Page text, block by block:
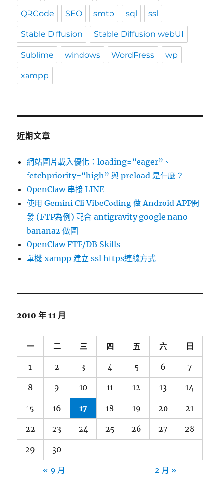
QRCode SEO smtp sql ssl
Stable Diffusion Stable Diffusion webUI
Sublime windows WordPress wp
xampp
近期文章
網站圖片載入優化：loading=”eager”、
fetchpriority=”high” 與 preload 是什麼？
OpenClaw 串接 LINE
使用 Gemini Cli VibeCoding 做 Android APP開
發 (FTP為例) 配合 antigravity google nano
banana2 做圖
OpenClaw FTP/DB Skills
單機 xampp 建立 ssl https連線方式
2010 年 11 月
一 二 三 四 五 六 日
1 2 3 4 5 6 7
8 9 10 11 12 13 14
15 16 17 18 19 20 21
22 23 24 25 26 27 28
29 30
« 9 月 2 月 »